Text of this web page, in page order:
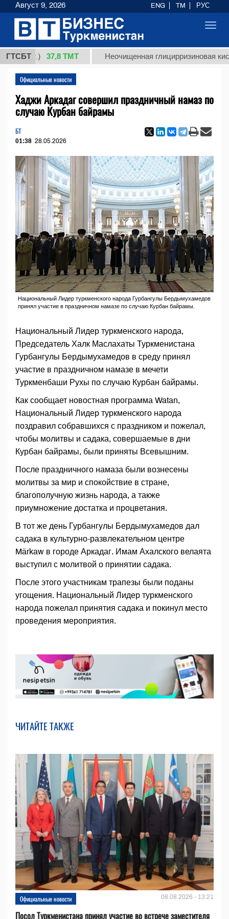
ГТСБТ37,8 ТМТ Неочищенная глицирризиновая кислота
Официальные новости
Хаджи Аркадаг совершил праздничный намаз по
случаю Курбан байрамы
БТ
01:38 28.05.2026
Национальный Лидер туркменского народа Гурбангулы Бердымухамедов
принял участие в праздничном намазе по случаю Курбан байрамы.
Национальный Лидер туркменского народа,
Председатель Халк Маслахаты Туркменистана
Гурбангулы Бердымухамедов в среду принял
участие в праздничном намазе в мечети
Туркменбаши Рухы по случаю Курбан байрамы.
Как сообщает новостная программа Watan,
Национальный Лидер туркменского народа
поздравил собравшихся с праздником и пожелал,
чтобы молитвы и садака, совершаемые в дни
Курбан байрамы, были приняты Всевышним.
После праздничного намаза были вознесены
молитвы за мир и спокойствие в стране,
благополучную жизнь народа, а также
приумножение достатка и процветания.
В тот же день Гурбангулы Бердымухамедов дал
садака в культурно-развлекательном центре
Märkaw в городе Аркадаг. Имам Ахалского велаята
выступил с молитвой о принятии садака.
После этого участникам трапезы были поданы
угощения. Национальный Лидер туркменского
народа пожелал принятия садака и покинул место
проведения мероприятия.
ЧИТАЙТЕ ТАКЖЕ
Официальные новости 08.08.2026 - 13:21
Посол Туркменистана принял участие во встрече заместителя
Август 9, 2026 ENG TM РУС